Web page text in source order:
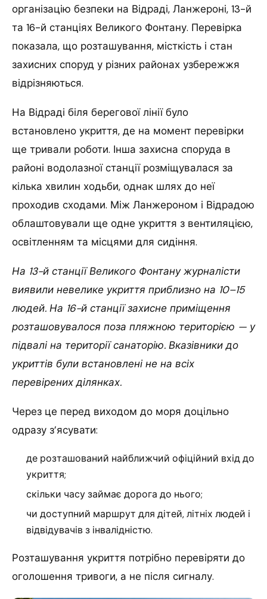
організацію безпеки на Відраді, Ланжероні, 13-й
та 16-й станціях Великого Фонтану. Перевірка
показала, що розташування, місткість і стан
захисних споруд у різних районах узбережжя
відрізняються.
На Відраді біля берегової лінії було
встановлено укриття, де на момент перевірки
ще тривали роботи. Інша захисна споруда в
районі водолазної станції розміщувалася за
кілька хвилин ходьби, однак шлях до неї
проходив сходами. Між Ланжероном і Відрадою
облаштовували ще одне укриття з вентиляцією,
освітленням та місцями для сидіння.
На 13-й станції Великого Фонтану журналісти
виявили невелике укриття приблизно на 10–15
людей. На 16-й станції захисне приміщення
розташовувалося поза пляжною територією — у
підвалі на території санаторію. Вказівники до
укриттів були встановлені не на всіх
перевірених ділянках.
Через це перед виходом до моря доцільно
одразу з’ясувати:
де розташований найближчий офіційний вхід до
укриття;
скільки часу займає дорога до нього;
чи доступний маршрут для дітей, літніх людей і
відвідувачів з інвалідністю.
Розташування укриття потрібно перевіряти до
оголошення тривоги, а не після сигналу.